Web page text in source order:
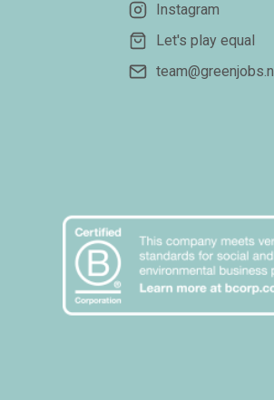
Instagram
Let's play equal
team@greenjobs.nl